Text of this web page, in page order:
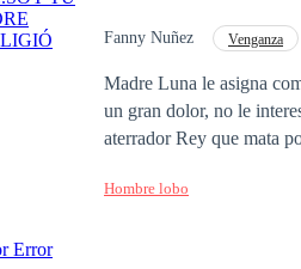
Fanny Nuñez Venganza
Madre Luna le asigna
un gran dolor, no le
aterrador Rey que mata
Hombre lobo